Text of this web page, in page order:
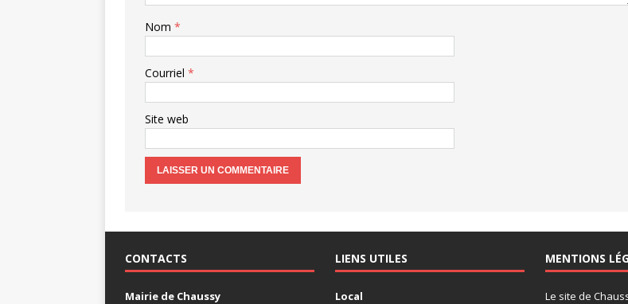
Nom *
Courriel *
Site web
CONTACTS
Mairie de Chaussy
LIENS UTILES
Local
MENTIONS
Le site de